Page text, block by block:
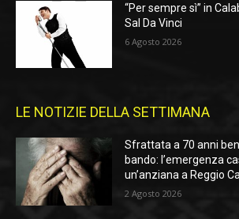
“Per sempre sì” in
Sal Da Vinci
6 Agosto 2026
LE NOTIZIE DELLA SETTIMANA
Sfrattata a 70 anni
bando: l’emergenza
un’anziana a Reggio
2 Agosto 2026